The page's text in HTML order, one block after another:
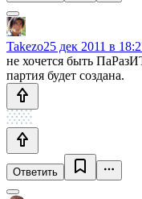
Takezo25 дек 2011 в
не хочется быть
партия будет создана.
Ответить